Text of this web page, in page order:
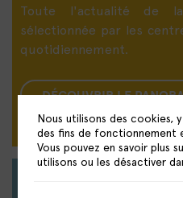
Toute l'actualité de
sélectionnée par les
quotidiennement.
DÉCOUVRIR LE
Nous utilisons des cookies,
des fins de fonctionnement
Vous pouvez en savoir plus
utilisons ou les désactiver